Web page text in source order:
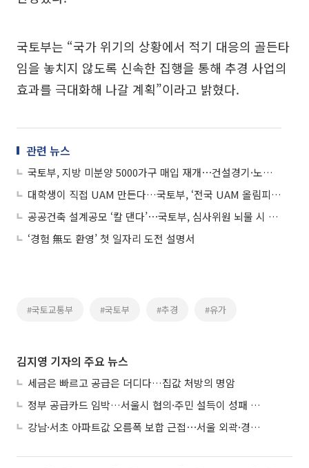
국토부는 “국가 위기의 상황에서 적기 대응의 골든타
임을 놓치지 않도록 신속한 집행을 통해 추경 사업의
효과를 극대화해 나갈 계획”이라고 밝혔다.
관련 뉴스
국토부, 지방 미분양 5000가구 매입 재개⋯건설경기·노동자 주거 ‘투트랙’ 지원
대학생이 직접 UAM 만든다…국토부, ‘전국 UAM 올림피아드’ 참가자 모집
공공건축 설계공모 ‘칼 댄다’⋯국토부, 심사위원 뇌물 시 공무원 수준 처벌
‘경험 無도 환영’ 첫 일자리 도전 설명서
#국토교통부 #국토부 #추경 #유가
김지영 기자의 주요 뉴스
세금은 빠르고 공급은 더디다…집값 처방의 명암
정부 공급카드 임박…서울시 협의·주민 설득이 성패 가른다
강남·서초 아파트값 오름폭 보합 근접⋯서울 외곽·경기 남부 중심 매수세